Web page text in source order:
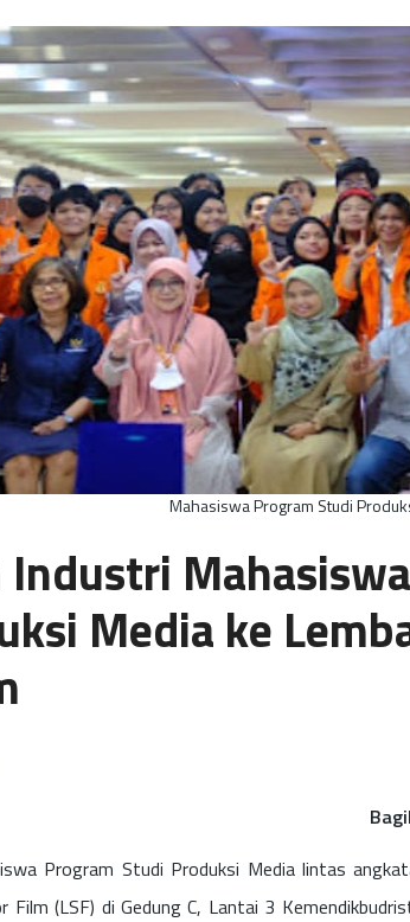
Mahasiswa Program Studi
Media ke
Program Studi Produksi Media lintas
(LSF) di Gedung C, Lantai 3